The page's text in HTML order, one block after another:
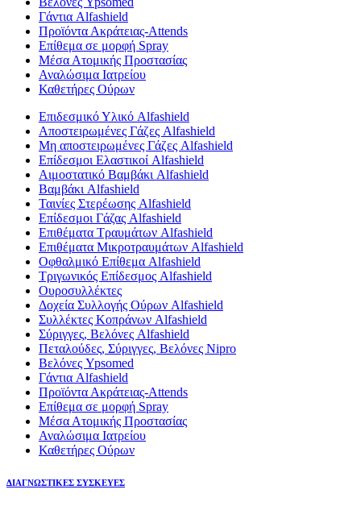
Γάντια Alfashield
Προϊόντα Ακράτειας-Attends
Επίθεμα σε μορφή Spray
Μέσα Ατομικής Προστασίας
Αναλώσιμα Ιατρείου
Καθετήρες Ούρων
Επιδεσμικό Υλικό Alfashield
Αποστειρωμένες Γάζες Alfashield
Μη αποστειρωμένες Γάζες Alfashield
Επίδεσμοι Ελαστικοί Alfashield
Αιμοστατικό Βαμβάκι Alfashield
Βαμβάκι Alfashield
Ταινίες Στερέωσης Alfashield
Επίδεσμοι Γάζας Alfashield
Επιθέματα Τραυμάτων Alfashield
Επιθέματα Μικροτραυμάτων Alfashield
Οφθαλμικό Eπίθεμα Alfashield
Τριγωνικός Επίδεσμος Alfashield
Ουροσυλλέκτες
Δοχεία Συλλογής Ούρων Alfashield
Συλλέκτες Κοπράνων Alfashield
Σύριγγες, Βελόνες Alfashield
Πεταλούδες, Σύριγγες, Βελόνες Nipro
Βελόνες Ypsomed
Γάντια Alfashield
Προϊόντα Ακράτειας-Attends
Επίθεμα σε μορφή Spray
Μέσα Ατομικής Προστασίας
Αναλώσιμα Ιατρείου
Καθετήρες Ούρων
ΔΙΑΓΝΩΣΤΙΚΕΣ ΣΥΣΚΕΥΕΣ